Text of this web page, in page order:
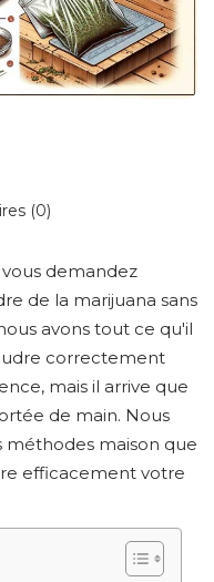
(0)
vous demandez
de la marijuana sans
avons tout ce qu'il
correctement
mais il arrive que
de main. Nous
méthodes maison que
efficacement votre